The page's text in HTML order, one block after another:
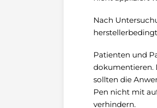
Nach
Patienten und
dokumentieren.
sollten die
Pen nicht mit
verhindern.